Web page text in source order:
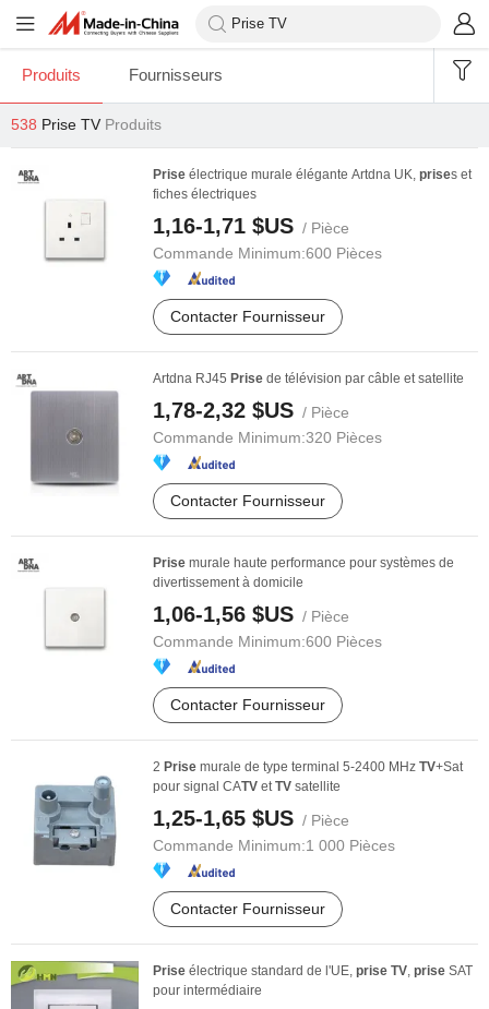
Produits Fournisseurs
538 Prise TV Produits
Prise électrique murale élégante Artdna UK, prises et
fiches électriques
1,16-1,71 $US / Pièce
Commande Minimum:600 Pièces
Contacter Fournisseur
Artdna RJ45 Prise de télévision par câble et satellite
1,78-2,32 $US / Pièce
Commande Minimum:320 Pièces
Contacter Fournisseur
Prise murale haute performance pour systèmes de
divertissement à domicile
1,06-1,56 $US / Pièce
Commande Minimum:600 Pièces
Contacter Fournisseur
2 Prise murale de type terminal 5-2400 MHz TV+Sat
pour signal CATV etTV satellite
1,25-1,65 $US / Pièce
Commande Minimum:1 000 Pièces
Contacter Fournisseur
Prise électrique standard de l'UE, prise TV, prise SAT
pour intermédiaire